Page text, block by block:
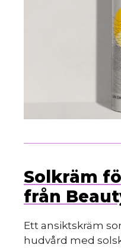
Solkräm
från
Ett ansiktskräm
hudvård med